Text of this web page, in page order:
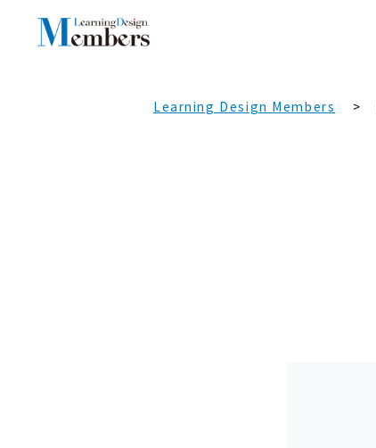
Learning Design Members